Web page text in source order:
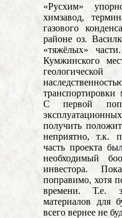
«Русхим»
химзавод,
газового
районе оз.
«тяжёлых»
Кумжинского
транспортировки
С первой
получить
неприятно, т.к.
часть проекта
необходимый
инвестора.
поправимо, хотя
времени. Т.е.
материалов для
всего вернее не